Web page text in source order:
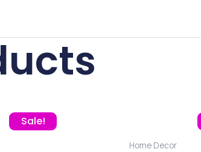
Sale!
price was: 180,00 EGP.
Current price is: 125,00 EGP.
Home Decor